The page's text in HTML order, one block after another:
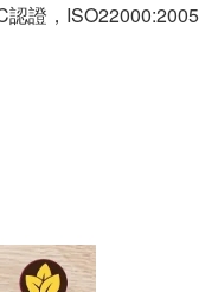
證，